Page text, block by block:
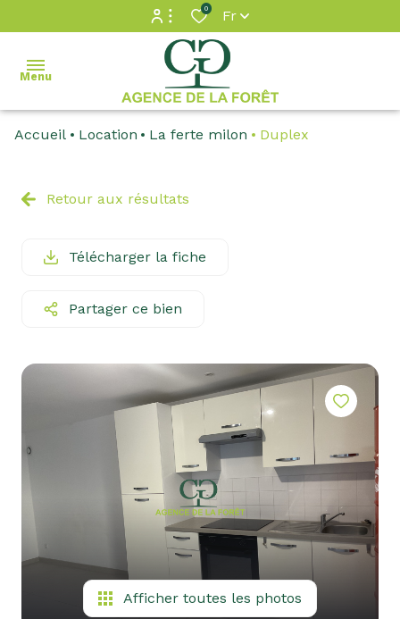
Espace propriétaire
Accès extranet
0 Fr
Menu
ventes
contact
Accueil Location La ferte milon Duplex
Retour aux résultats
Télécharger la fiche
Partager ce bien
Afficher toutes les photos